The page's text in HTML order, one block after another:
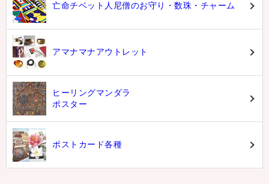
亡命チベット人尼僧のお守り・数珠・チャーム
アマナマナアウトレット
ヒーリングマンダラ
ポスター
ポストカード各種